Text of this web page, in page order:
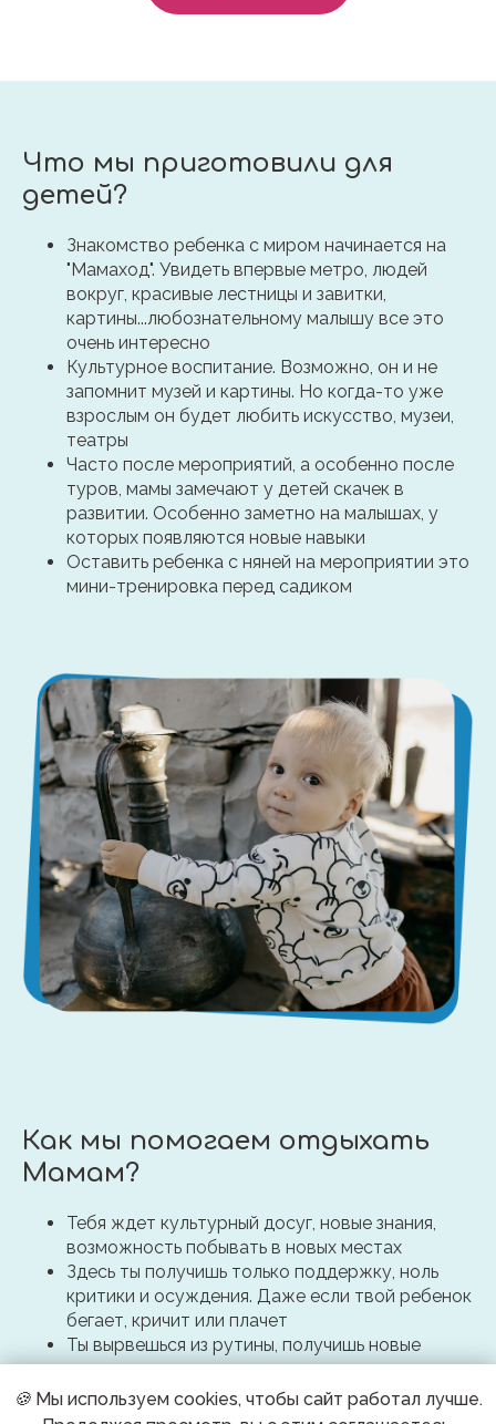
🍪 Мы используем cookies, чтобы сайт работал лучше.
Что мы приготовили для
детей?
Знакомство ребенка с миром начинается на
"Мамаход". Увидеть впервые метро, людей
вокруг, красивые лестницы и завитки,
картины...любознательному малышу все это
очень интересно
Культурное воспитание. Возможно, он и не
запомнит музей и картины. Но когда-то уже
взрослым он будет любить искусство, музеи,
театры
Часто после мероприятий, а особенно после
туров, мамы замечают у детей скачек в
развитии. Особенно заметно на малышах, у
которых появляются новые навыки
Оставить ребенка с няней на мероприятии это
мини-тренировка перед садиком
Как мы помогаем отдыхать
Мамам?
Тебя ждет культурный досуг, новые знания,
возможность побывать в новых местах
Здесь ты получишь только поддержку, ноль
критики и осуждения. Даже если твой ребенок
бегает, кричит или плачет
Ты вырвешься из рутины, получишь новые
впечатления, получишь глоток свежего
воздуха, ведь ты правда устала постоянно
слушать, как коровка горовит МУУУ